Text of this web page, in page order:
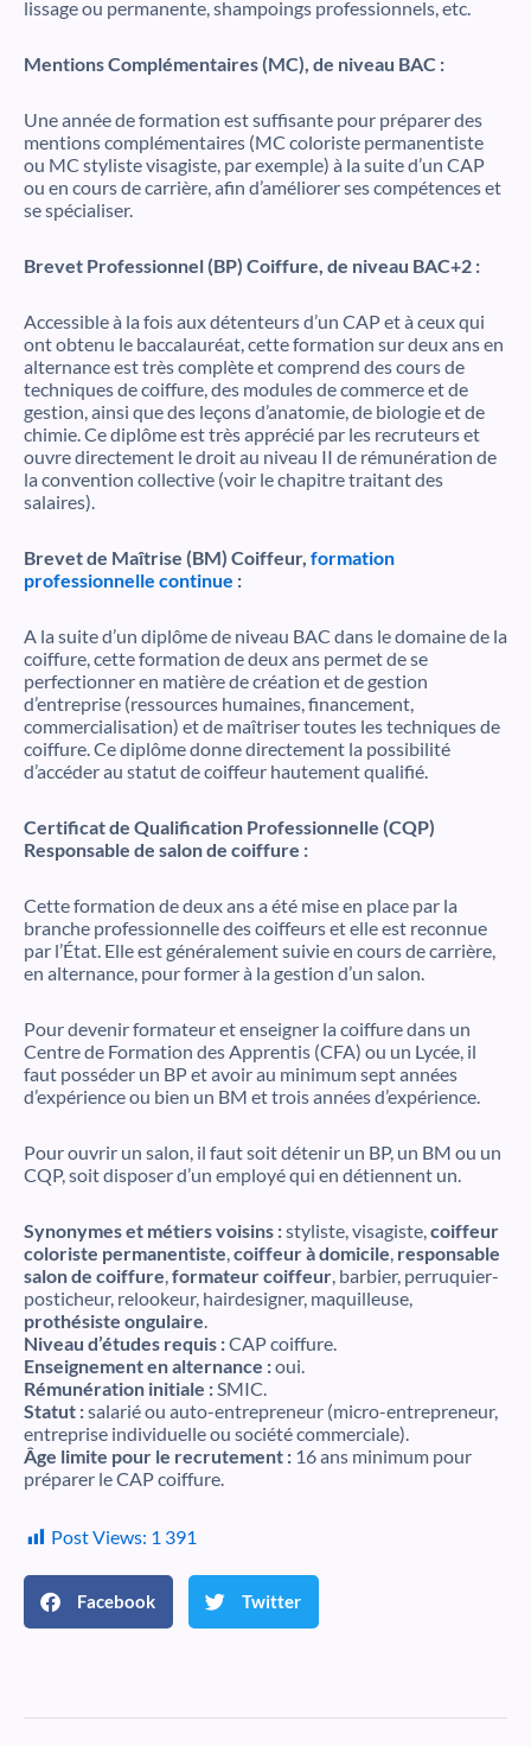
lissage ou permanente, shampoings professionnels, etc.
Mentions Complémentaires (MC), de niveau BAC :
Une année de formation est suffisante pour préparer des
mentions complémentaires (MC coloriste permanentiste
ou MC styliste visagiste, par exemple) à la suite d’un CAP
ou en cours de carrière, afin d’améliorer ses compétences et
se spécialiser.
Brevet Professionnel (BP) Coiffure, de niveau BAC+2 :
Accessible à la fois aux détenteurs d’un CAP et à ceux qui
ont obtenu le baccalauréat, cette formation sur deux ans en
alternance est très complète et comprend des cours de
techniques de coiffure, des modules de commerce et de
gestion, ainsi que des leçons d’anatomie, de biologie et de
chimie. Ce diplôme est très apprécié par les recruteurs et
ouvre directement le droit au niveau II de rémunération de
la convention collective (voir le chapitre traitant des
salaires).
Brevet de Maîtrise (BM) Coiffeur, formation
professionnelle continue :
A la suite d’un diplôme de niveau BAC dans le domaine de la
coiffure, cette formation de deux ans permet de se
perfectionner en matière de création et de gestion
d’entreprise (ressources humaines, financement,
commercialisation) et de maîtriser toutes les techniques de
coiffure. Ce diplôme donne directement la possibilité
d’accéder au statut de coiffeur hautement qualifié.
Certificat de Qualification Professionnelle (CQP)
Responsable de salon de coiffure :
Cette formation de deux ans a été mise en place par la
branche professionnelle des coiffeurs et elle est reconnue
par l’État. Elle est généralement suivie en cours de carrière,
en alternance, pour former à la gestion d’un salon.
Pour devenir formateur et enseigner la coiffure dans un
Centre de Formation des Apprentis (CFA) ou un Lycée, il
faut posséder un BP et avoir au minimum sept années
d’expérience ou bien un BM et trois années d’expérience.
Pour ouvrir un salon, il faut soit détenir un BP, un BM ou un
CQP, soit disposer d’un employé qui en détiennent un.
Synonymes et métiers voisins :styliste, visagiste,coiffeur
coloriste permanentiste,coiffeur à domicile, responsable
salon de coiffure,formateur coiffeur, barbier, perruquier-
posticheur, relookeur, hairdesigner, maquilleuse,
prothésiste ongulaire.
Niveau d’études requis :CAP coiffure.
Enseignement en alternance :oui.
Rémunération initiale :SMIC.
Statut :salarié ou auto-entrepreneur (micro-entrepreneur,
entreprise individuelle ou société commerciale).
Âge limite pour le recrutement : 16 ans minimum pour
préparer le CAP coiffure.
Post Views: 1 391
Facebook Twitter